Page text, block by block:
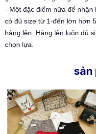
- Một đặc điểm nữa để nhận
có đủ size từ 1-đến lớn hơn
hàng lên. Hàng lên luôn đủ
chọn lựa.
sản